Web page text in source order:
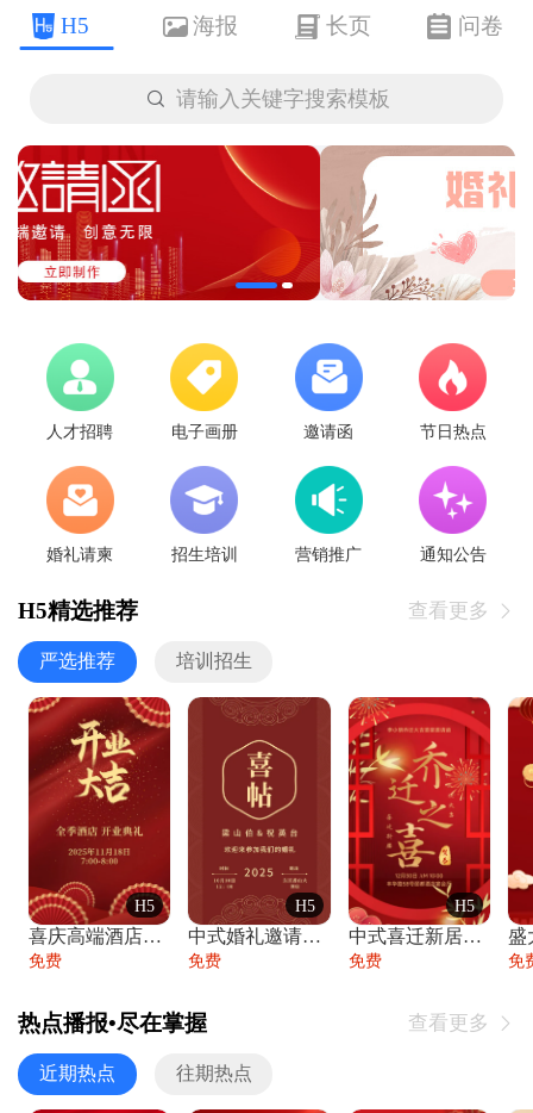
H5 海报 长页 问卷
 请输入关键字搜索模板
人才招聘 电子画册 邀请函 节日热点
婚礼请柬 招生培训 营销推广 通知公告
H5精选推荐 查看更多 
严选推荐 培训招生
H5
喜庆高端酒店开业大吉邀请函
免费
H5
中式婚礼邀请函中国风传统复古婚礼请柬请帖
免费
H5
中式喜迁新居乔迁之喜邀请函宴会请帖
免费 免
热点播报•尽在掌握 查看更多 
近期热点 往期热点